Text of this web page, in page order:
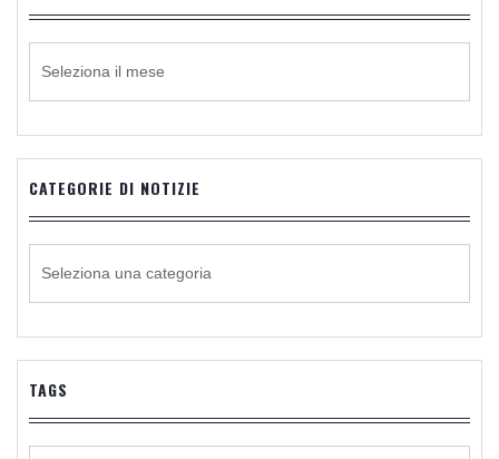
CATEGORIE DI NOTIZIE
NOTIZIE
TAGS